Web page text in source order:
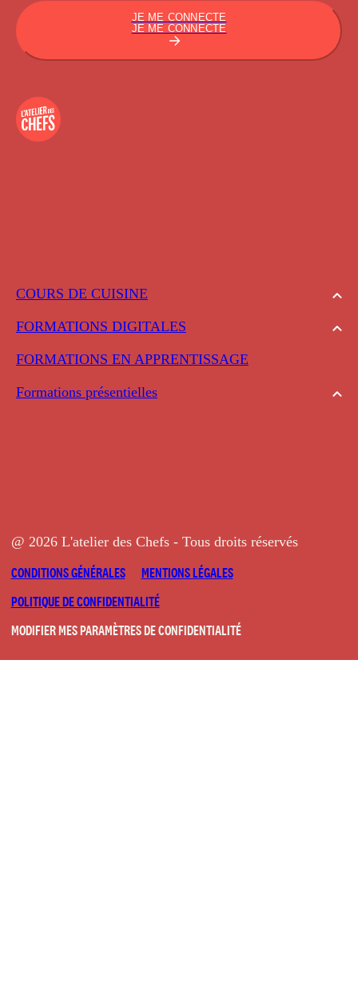
COURS DE CUISINE
FORMATIONS DIGITALES
FORMATIONS EN APPRENTISSAGE
Formations présentielles
JE ME CONNECTE
JE ME CONNECTE
@ 2026 L'atelier des Chefs - Tous droits réservés
CONDITIONS GÉNÉRALES
MENTIONS LÉGALES
POLITIQUE DE CONFIDENTIALITÉ
MODIFIER MES PARAMÈTRES DE CONFIDENTIALITÉ